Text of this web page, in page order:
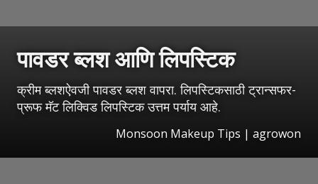
पावडर ब्लश आणि लिपस्टिक
क्रीम ब्लशऐवजी पावडर ब्लश वापरा. लिपस्टिकसाठी ट्रान्सफर-
प्रूफ मॅट लिक्विड लिपस्टिक उत्तम पर्याय आहे.
Monsoon Makeup Tips | agrowon